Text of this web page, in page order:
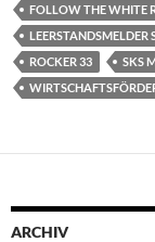
FOLLOW THE WHITE
LEERSTANDSMELDER
ROCKER 33
SKS
ARCHIV